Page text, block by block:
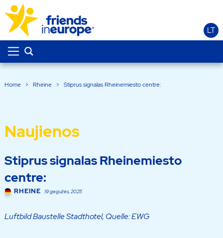
LT
Home > Rheine > Stiprus signalas Rheinemiesto centre:
Naujienos
Stiprus signalas Rheinemiesto
centre:
RHEINE 19 gegužės, 2025
Luftbild Baustelle Stadthotel, Quelle: EWG